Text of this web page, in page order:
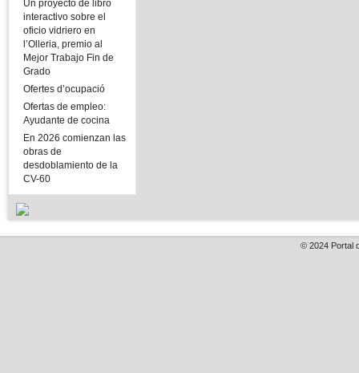
Un proyecto de libro
interactivo sobre el
oficio vidriero en
l’Olleria, premio al
Mejor Trabajo Fin de
Grado
Ofertes d’ocupació
Ofertas de empleo:
Ayudante de cocina
En 2026 comienzan las
obras de
desdoblamiento de la
CV-60
© 2024 Portal